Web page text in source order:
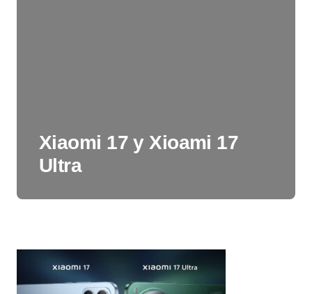
Xiaomi 17 y Xioami 17
Ultra